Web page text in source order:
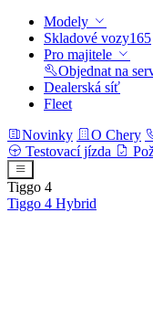
Modely
Skladové vozy165
Pro majitele
Objednat na
Dealerská síť
Fleet
Novinky
O Chery
Testovací jízda
Tiggo 4
Tiggo 4 Hybrid